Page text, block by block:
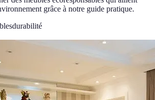
grâce à notre guide pratique.
durabilité